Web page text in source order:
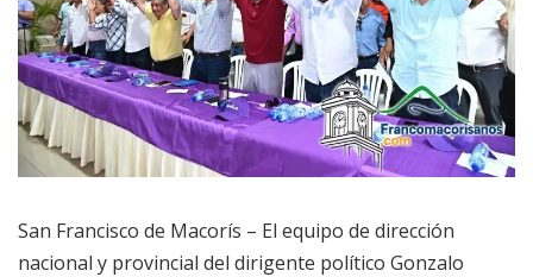
San Francisco de Macorís – El equipo de dirección
nacional y provincial del dirigente político Gonzalo